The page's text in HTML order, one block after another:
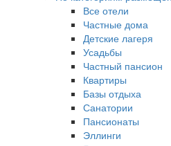
Все отели
Частные дома
Детские лагеря
Усадьбы
Частный пансион
Квартиры
Базы отдыха
Санатории
Пансионаты
Эллинги